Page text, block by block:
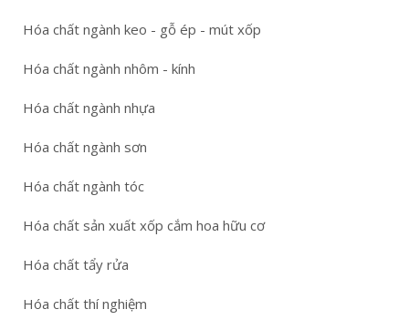
Hóa chất ngành keo - gỗ ép - mút xốp
Hóa chất ngành nhôm - kính
Hóa chất ngành nhựa
Hóa chất ngành sơn
Hóa chất ngành tóc
Hóa chất sản xuất xốp cắm hoa hữu cơ
Hóa chất tẩy rửa
Hóa chất thí nghiệm